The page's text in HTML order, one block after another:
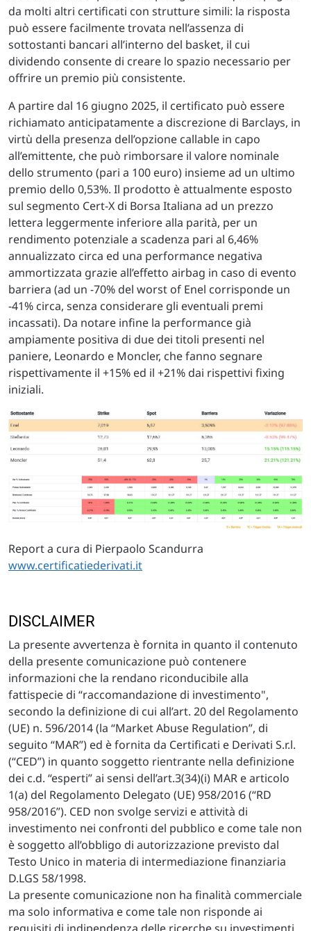
da molti altri certificati con strutture simili: la risposta
può essere facilmente trovata nell’assenza di
sottostanti bancari all’interno del basket, il cui
dividendo consente di creare lo spazio necessario per
offrire un premio più consistente.
A partire dal 16 giugno 2025, il certificato può essere
richiamato anticipatamente a discrezione di Barclays, in
virtù della presenza dell’opzione callable in capo
all’emittente, che può rimborsare il valore nominale
dello strumento (pari a 100 euro) insieme ad un ultimo
premio dello 0,53%. Il prodotto è attualmente esposto
sul segmento Cert-X di Borsa Italiana ad un prezzo
lettera leggermente inferiore alla parità, per un
rendimento potenziale a scadenza pari al 6,46%
annualizzato circa ed una performance negativa
ammortizzata grazie all’effetto airbag in caso di evento
barriera (ad un -70% del worst of Enel corrisponde un
-41% circa, senza considerare gli eventuali premi
incassati). Da notare infine la performance già
ampiamente positiva di due dei titoli presenti nel
paniere, Leonardo e Moncler, che fanno segnare
rispettivamente il +15% ed il +21% dai rispettivi fixing
iniziali.
Report a cura di Pierpaolo Scandurra
www.certificatiederivati.it
DISCLAIMER
La presente avvertenza è fornita in quanto il contenuto
della presente comunicazione può contenere
informazioni che la rendano riconducibile alla
fattispecie di “raccomandazione di investimento",
secondo la definizione di cui all’art. 20 del Regolamento
(UE) n. 596/2014 (la “Market Abuse Regulation”, di
seguito “MAR”) ed è fornita da Certificati e Derivati S.r.l.
(“CED”) in quanto soggetto rientrante nella definizione
dei c.d. “esperti” ai sensi dell’art.3(34)(i) MAR e articolo
1(a) del Regolamento Delegato (UE) 958/2016 (“RD
958/2016”). CED non svolge servizi e attività di
investimento nei confronti del pubblico e come tale non
è soggetto all’obbligo di autorizzazione previsto dal
Testo Unico in materia di intermediazione finanziaria
D.LGS 58/1998.
La presente comunicazione non ha finalità commerciale
ma solo informativa e come tale non risponde ai
requisiti di indipendenza delle ricerche su investimenti